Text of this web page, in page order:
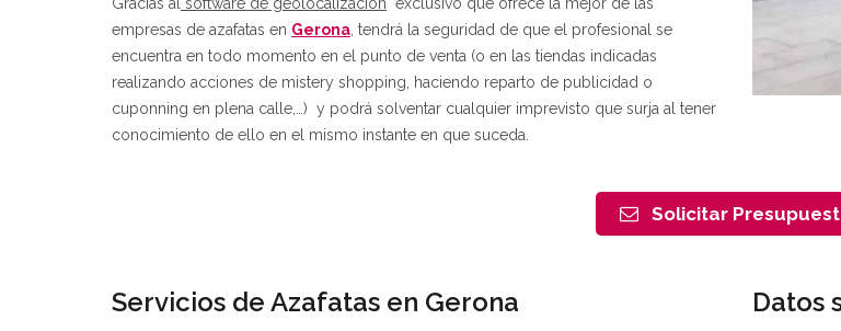
empresas de azafatas en Gerona , tendrá la seguridad de que el profesional se
encuentra en todo momento en el punto de venta (o en las tiendas indicadas
realizando acciones de mistery shopping, haciendo reparto de publicidad o
cuponning en plena calle,…) y podrá solventar cualquier imprevisto que surja al tener
conocimiento de ello en el mismo instante en que suceda.
Solicitar
Servicios de Azafatas en Gerona Datos